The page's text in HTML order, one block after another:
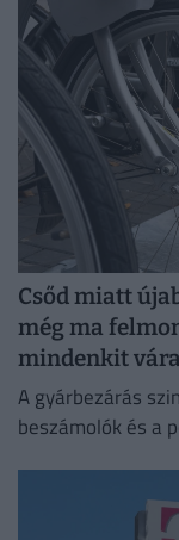
Csőd miatt
még ma
mindenkit
A gyárbezárás
beszámolók és a